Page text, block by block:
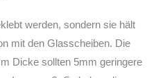
werden, sondern sie hält
mit den Glasscheiben. Die
Dicke sollten 5mm geringere